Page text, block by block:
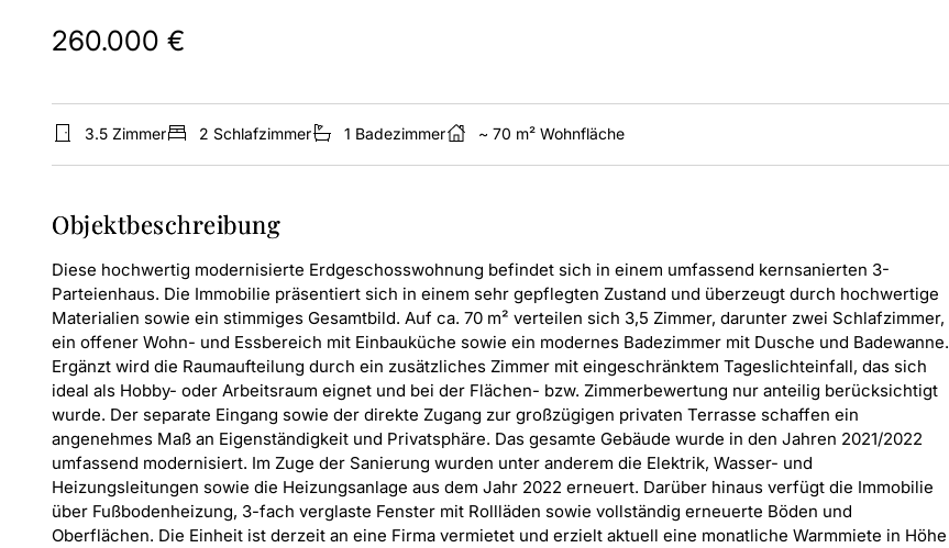
260.000 €
3.5 Zimmer 2 Schlafzimmer 1 Badezimmer ~ 70 m² Wohnfläche
Objektbeschreibung
Diese hochwertig modernisierte Erdgeschosswohnung befindet sich in einem umfassend kernsanierten 3-
Parteienhaus. Die Immobilie präsentiert sich in einem sehr gepflegten Zustand und überzeugt durch hochwertige
Materialien sowie ein stimmiges Gesamtbild. Auf ca. 70 m² verteilen sich 3,5 Zimmer, darunter zwei Schlafzimmer,
ein offener Wohn- und Essbereich mit Einbauküche sowie ein modernes Badezimmer mit Dusche und Badewanne.
Ergänzt wird die Raumaufteilung durch ein zusätzliches Zimmer mit eingeschränktem Tageslichteinfall, das sich
ideal als Hobby- oder Arbeitsraum eignet und bei der Flächen- bzw. Zimmerbewertung nur anteilig berücksichtigt
wurde. Der separate Eingang sowie der direkte Zugang zur großzügigen privaten Terrasse schaffen ein
angenehmes Maß an Eigenständigkeit und Privatsphäre. Das gesamte Gebäude wurde in den Jahren 2021/2022
umfassend modernisiert. Im Zuge der Sanierung wurden unter anderem die Elektrik, Wasser- und
Heizungsleitungen sowie die Heizungsanlage aus dem Jahr 2022 erneuert. Darüber hinaus verfügt die Immobilie
über Fußbodenheizung, 3-fach verglaste Fenster mit Rollläden sowie vollständig erneuerte Böden und
Oberflächen. Die Einheit ist derzeit an eine Firma vermietet und erzielt aktuell eine monatliche Warmmiete in Höhe